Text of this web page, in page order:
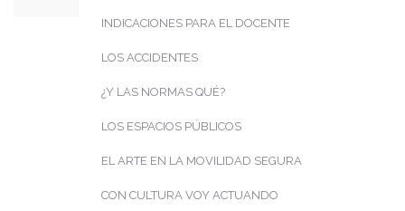
INDICACIONES PARA EL DOCENTE
LOS ACCIDENTES
¿Y LAS NORMAS QUÉ?
LOS ESPACIOS PÚBLICOS
EL ARTE EN LA MOVILIDAD SEGURA
CON CULTURA VOY ACTUANDO